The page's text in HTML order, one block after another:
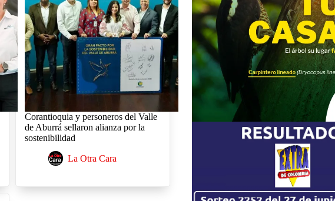
Corantioquia y personeros del Valle
de Aburrá sellaron alianza por la
sostenibilidad
La Otra Cara